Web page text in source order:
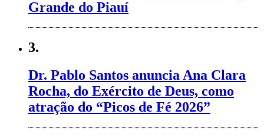
Grande do Piauí
3.
Dr. Pablo Santos anuncia Ana Clara
Rocha, do Exército de Deus, como
atração do “Picos de Fé 2026”